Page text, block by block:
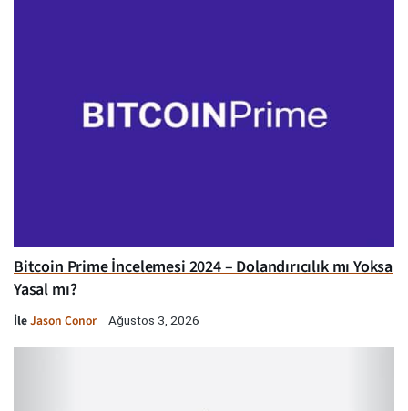
Bitcoin Prime İncelemesi 2024 – Dolandırıcılık mı Yoksa
Yasal mı?
İleJason Conor Ağustos 3, 2026